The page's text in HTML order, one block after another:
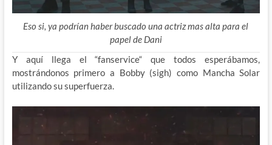
Eso si, ya podrían haber buscado una actriz mas alta para el
papel de Dani
Y aquí llega el “fanservice“ que todos esperábamos,
mostrándonos primero a Bobby (sigh) como Mancha Solar
utilizando su superfuerza.